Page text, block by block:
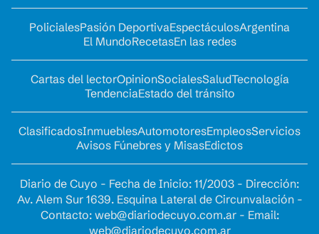
PolicialesPasión DeportivaEspectáculosArgentina
El MundoRecetasEn las redes
Cartas del lectorOpinionSocialesSaludTecnología
TendenciaEstado del tránsito
ClasificadosInmueblesAutomotoresEmpleosServicios
Avisos Fúnebres y MisasEdictos
Diario de Cuyo - Fecha de Inicio: 11/2003 - Dirección:
Av. Alem Sur 1639. Esquina Lateral de Circunvalación -
Contacto: web@diariodecuyo.com.ar- Email:
web@diariodecuyo.com.ar